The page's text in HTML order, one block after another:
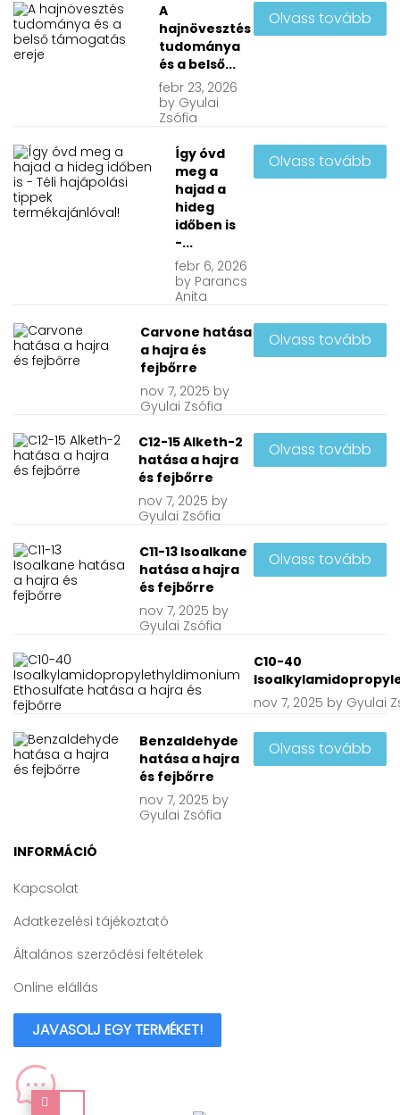
A
hajnövesztés
tudománya
és a belső...
febr 23, 2026
by Gyulai
Zsófia
Olvass tovább
Így óvd
meg a
hajad a
hideg
időben is
-...
febr 6, 2026
by Parancs
Anita
Olvass tovább
Carvone hatása
a hajra és
fejbőrre
nov 7, 2025 by
Gyulai Zsófia
Olvass tovább
C12-15 Alketh-2
hatása a hajra
és fejbőrre
nov7, 2025 by
Gyulai Zsófia
Olvass tovább
C11-13 Isoalkane
hatása a hajra
és fejbőrre
nov 7, 2025 by
Gyulai Zsófia
Olvass tovább
C10-40
nov 7, 2025 by Gyulai
Benzaldehyde
hatása a hajra
és fejbőrre
nov 7, 2025 by
Gyulai Zsófia
Olvass tovább
INFORMÁCIÓ
Kapcsolat
Adatkezelési tájékoztató
Általános szerződési feltételek
Online elállás
JAVASOLJ EGY TERMÉKET!